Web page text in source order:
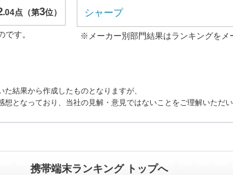
.04点（第3位）
す。
シャープ
※メーカー別部門結果はランキングをメ
結果から作成したものとなりますが、
となっており、当社の見解・意見ではないことをご理解いただい
携帯端末ランキング トップへ